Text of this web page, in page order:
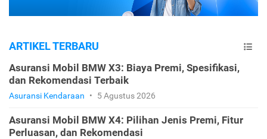
ARTIKEL TERBARU
Asuransi Mobil BMW X3: Biaya Premi, Spesifikasi,
dan Rekomendasi Terbaik
Asuransi Kendaraan • 5 Agustus 2026
Asuransi Mobil BMW X4: Pilihan Jenis Premi, Fitur
Perluasan, dan Rekomendasi